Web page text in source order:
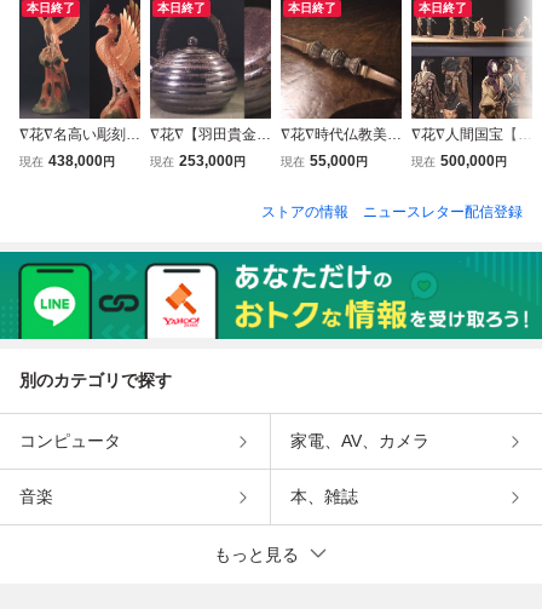
本日終了
∇花∇名高い彫刻家
【神保豊】作 木彫
現在 438,000円
本日終了
∇花∇【羽田貴金属
店】謹製 純銀製鎚
最高峰の煎茶道具
現在 253,000円
本日終了
∇花∇時代仏教美術
密教法具 金銅独鈷
現在 55,000円
本日終了
∇花∇人間国宝【堀
柳女】作 木芯胡粉
作人形 台幅91cm
手困難！
現在 500,000円
ストアの情報 ニュースレター配信登録
別のカテゴリで探す
コンピュータ 家電、AV、カメラ
音楽 本、雑誌
もっと見る